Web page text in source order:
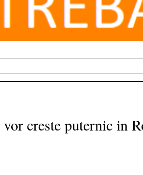
creste puternic in